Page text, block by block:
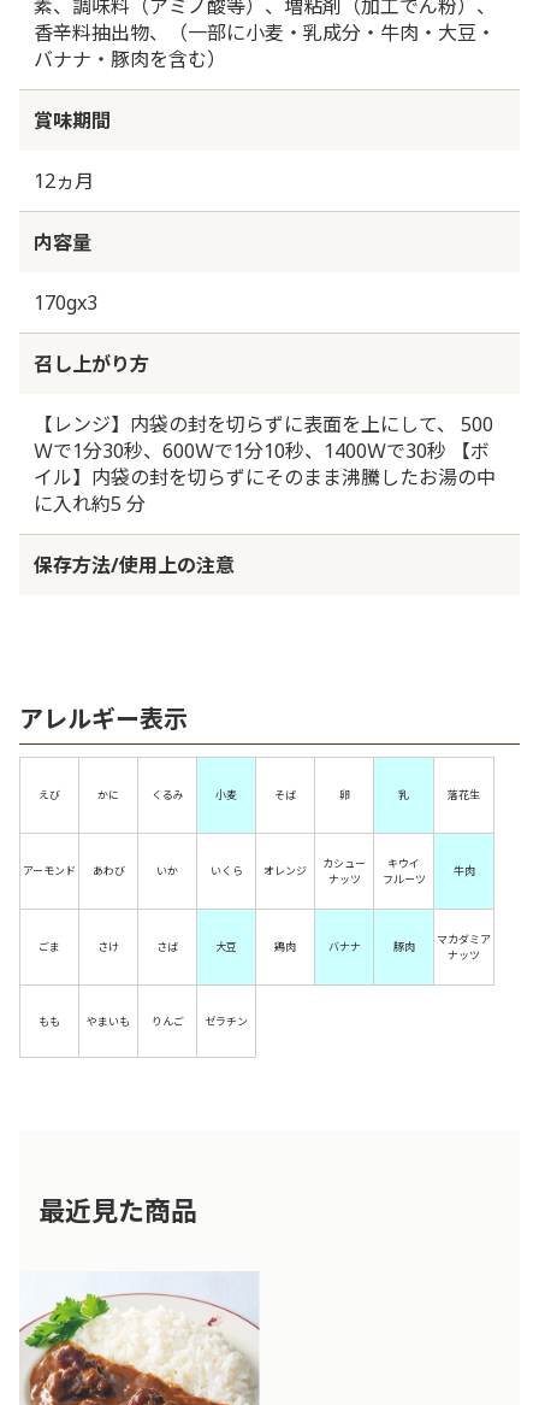
素、調味料（アミノ酸等）、増粘剤（加工でん粉）、
香辛料抽出物、（一部に小麦・乳成分・牛肉・大豆・
バナナ・豚肉を含む）
賞味期間
12ヵ月
内容量
170gx3
召し上がり方
【レンジ】内袋の封を切らずに表面を上にして、 500
Ｗで1分30秒、600Ｗで1分10秒、1400Ｗで30秒 【ボ
イル】内袋の封を切らずにそのまま沸騰したお湯の中
に入れ約5 分
保存方法/使用上の注意
アレルギー表示
えび かに くるみ 小麦 そば 卵 乳 落花生
アーモンド あわび いか いくら オレンジ
カシュー
ナッツ
キウイ
フルーツ
牛肉
ごま さけ さば 大豆 鶏肉 バナナ 豚肉
マカダミア
ナッツ
もも やまいも りんご ゼラチン
最近見た商品